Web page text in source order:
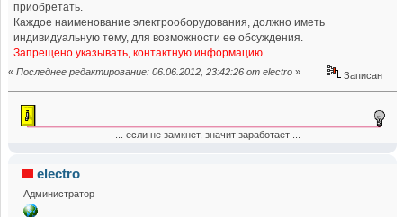
приобретать.
Каждое наименование электрооборудования, должно иметь
индивидуальную тему, для возможности ее обсуждения.
Запрещено указывать, контактную информацию.
« Последнее редактирование: 06.06.2012, 23:42:26 от electro » Записан
... если не замкнет, значит заработает ...
electro
Администратор